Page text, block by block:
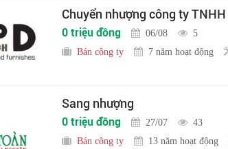
Chuyển nhượng công ty
0 triệu đồng 06/08
5
Bán công ty
7 năm hoạt động
Sang nhượng
0 triệu đồng 27/07
43
Bán công ty
13 năm hoạt động